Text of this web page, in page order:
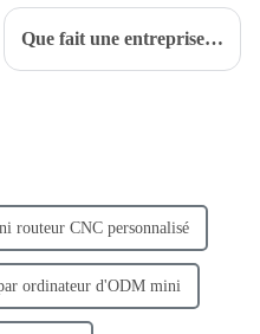
Que fait une entreprise professionnelle de conception de produits ? Quelle est l’étendue des services d’une entreprise professionnelle de conception de produits ?
routeur CNC personnalisé
ordinateur d'ODM mini